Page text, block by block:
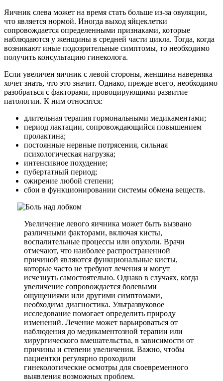
Яичник слева может на время стать больше из-за овуляции,
что является нормой. Иногда выход яйцеклетки
сопровождается определенными признаками, которые
наблюдаются у женщины в средней части цикла. Тогда, когда
возникают иные подозрительные симптомы, то необходимо
получить консультацию гинеколога.
Если увеличен яичник с левой стороны, женщина наверняка
хочет знать, что это значит. Однако, прежде всего, необходимо
разобраться с факторами, провоцирующими развитие
патологии. К ним относятся:
длительная терапия гормональными медикаментами;
период лактации, сопровождающийся повышением
пролактина;
постоянные нервные потрясения, сильная
психологическая нагрузка;
интенсивное похудение;
пубертатный период;
ожирение любой степени;
сбои в функционировании системы обмена веществ.
Увеличение левого яичника может быть вызвано
различными факторами, включая кисты,
воспалительные процессы или опухоли. Врачи
отмечают, что наиболее распространенной
причиной являются функциональные кисты,
которые часто не требуют лечения и могут
исчезнуть самостоятельно. Однако в случаях, когда
увеличение сопровождается болевыми
ощущениями или другими симптомами,
необходима диагностика. Ультразвуковое
исследование помогает определить природу
изменений. Лечение может варьироваться от
наблюдения до медикаментозной терапии или
хирургического вмешательства, в зависимости от
причины и степени увеличения. Важно, чтобы
пациентки регулярно проходили
гинекологические осмотры для своевременного
выявления возможных проблем.